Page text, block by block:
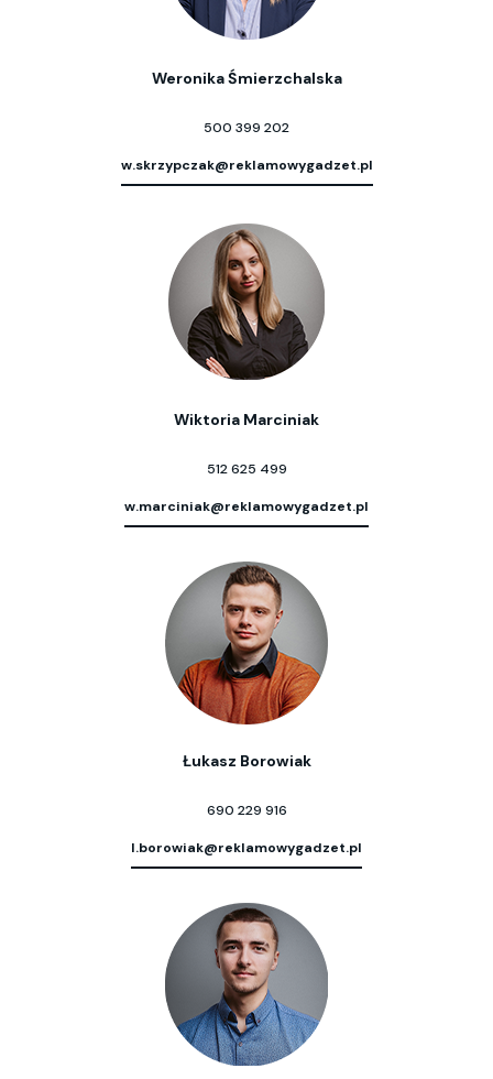
Weronika Śmierzchalska
500 399 202
w.skrzypczak@reklamowygadzet.pl
Wiktoria Marciniak
512 625 499
w.marciniak@reklamowygadzet.pl
Łukasz Borowiak
690 229 916
l.borowiak@reklamowygadzet.pl